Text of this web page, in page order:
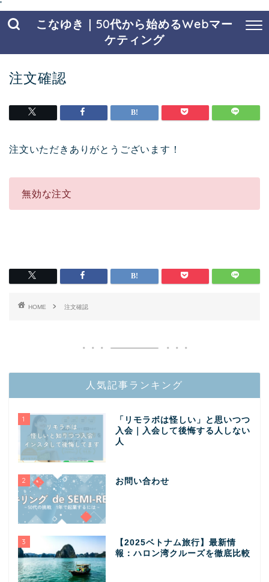
'
こなゆき｜50代から始めるWebマー
ケティング
注文確認
注文いただきありがとうございます！
無効な注文
HOME 注文確認
人気記事ランキング
1
「リモラボは怪しい」と思いつつ
入会｜入会して後悔する人しない
人
2 お問い合わせ
3
【2025ベトナム旅行】最新情
報：ハロン湾クルーズを徹底比較